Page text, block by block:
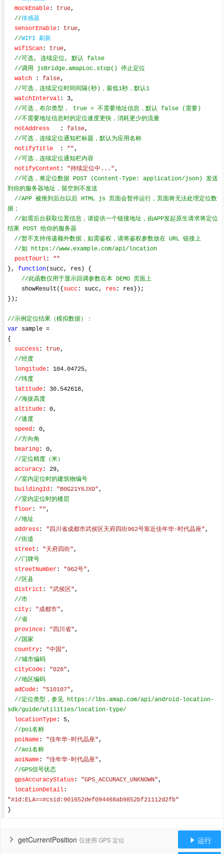
mockEnable: true,
//传感器
sensorEnable: true,
//WIFI 刷新
wifiScan: true,
//可选, 连续定位, 默认 false
//调用 jsBridge.amapLoc.stop() 停止定位
watch : false,
//可选，连续定位时间间隔(秒)，最低1秒，默认1
watchInterval: 3,
//可选，布尔类型， true = 不需要地址信息，默认 false (需要)
//不需要地址信息时的定位速度更快，消耗更少的流量
notAddress
   :
false,
//可选，连续定位通知栏标题，默认为应用名称
notifyTitle
  :
"",
//可选，连续定位通知栏内容
notifyContent : "持续定位中...",
//可选，将定位数据 POST (Content-Type: application/json) 发送
到你的服务器地址，留空则不发送
//APP 被推到后台以后 HTML js 页面会暂停运行，页面将无法处理定位数
据；
//如需后台获取位置信息，请提供一个链接地址，由APP发起原生请求将定位
结果 POST 给你的服务器
//暂不支持传递额外数据，如需鉴权，请将鉴权参数放在 URL 链接上
//如 https://www.example.com/api/location
postToUrl: ""
}, function( succ, res ) {
//此函数仅用于显示回调参数在本 DEMO 页面上
    showResult({
succ: succ, res: res});
});
//示例定位结果（模拟数据）：
var sample =
{
success: true,
//经度
longitude: 104.04725,
//纬度
latitude: 30.542618,
//海拔高度
altitude: 0,
//速度
speed: 0,
//方向角
bearing: 0,
//定位精度（米）
accuracy: 29,
//室内定位时的建筑物编号
buildingId: "B0G21Y6JXO",
//室内定位时的楼层
floor: "",
//地址
address: "四川省成都市武侯区天府四街962号靠近佳年华·时代晶座",
//街道
street : "天府四街",
//门牌号
streetNumber: "962号",
//区县
district : "武侯区",
//市
city: "成都市",
//省
province: "四川省",
//国家
country: "中国",
//城市编码
cityCode: "028",
//地区编码
adCode: "510107",
//定位类型，参见 https://lbs.amap.com/api/android-location-
sdk/guide/utilities/location-type/
locationType: 5,
//poi名称
poiName: "佳年华·时代晶座",
//aoi名称
aoiName: "佳年华·时代晶座",
//GPS信号状态
gpsAccuracyStatus: "GPS_ACCURACY_UNKNOWN",
locationDetail
"#id:ELA==#csid:901652def094468ab9852bf21112d2fb"
getCurrentPosition 仅使用 GPS 定位
  运行